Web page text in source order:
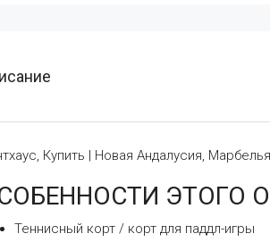
Купить | Новая Андалусия, Марбелья
ЭТОГО
Теннисный корт / корт для паддл-игры